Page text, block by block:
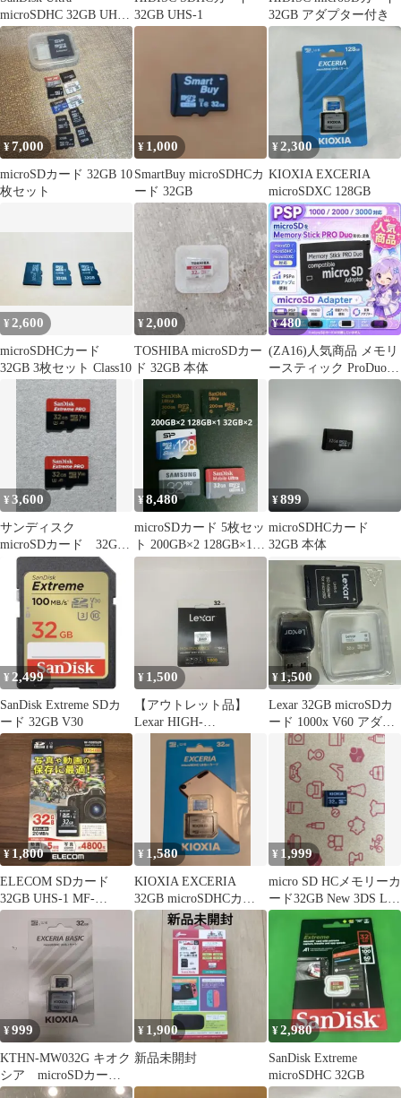
microSDHC 32GB UHS-
I
32GB UHS-1
32GB アダプター付き
¥7,000
microSDカード 32GB 10
枚セット
¥ 1,000
SmartBuy microSDHCカ
ード 32GB
¥2,300
KIOXIA EXCERIA
microSDXC 128GB
¥ 2,600
microSDHCカード
32GB 3枚セット Class10
¥2,000
TOSHIBA microSDカー
ド 32GB 本体
¥480
(ZA16)人気商品 メモリ
ースティック ProDuo
変換アダプタ 32GB
¥3,600
サンディスク
microSDカード 32GB
２枚セット 【中古品】
¥8,480
microSDカード 5枚セッ
ト 200GB×2 128GB×1
32GB×2
¥899
microSDHCカード
32GB 本体
¥ 2,499
SanDisk Extreme SDカ
ード 32GB V30
¥ 1,500
【アウトレット品】
Lexar HIGH-
ENDURANCE
microSDHCカード
¥ 1,500
Lexar 32GB microSDカ
ード 1000x V60 アダプ
ター付
¥ 1,800
ELECOM SDカード
32GB UHS-1 MF-
FSD32GU20
¥ 1,580
KIOXIA EXCERIA
32GB microSDHCカー
ド
¥ 1,999
micro SD HCメモリーカ
ード32GB New 3DS LL
2DS
¥999
KTHN-MW032G キオク
シア microSDカー
ド 32GB
¥ 1,900
新品未開封
¥2,980
SanDisk Extreme
microSDHC 32GB